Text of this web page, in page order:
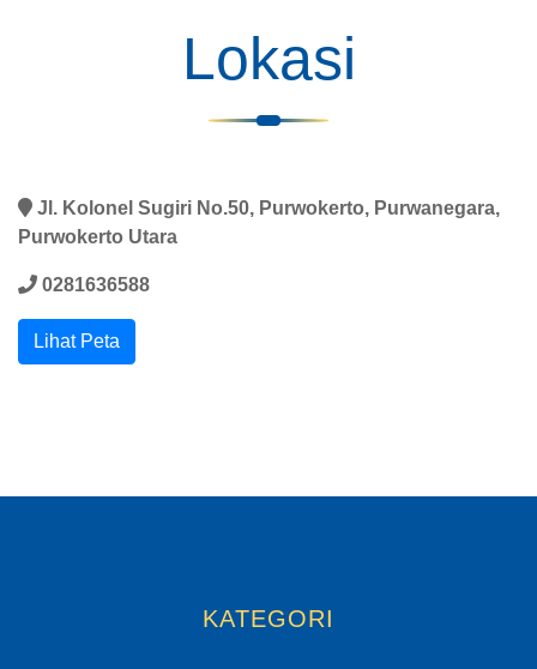
Lokasi
Jl. Kolonel Sugiri No.50, Purwokerto, Purwanegara,
Purwokerto Utara
0281636588
Lihat Peta
KATEGORI